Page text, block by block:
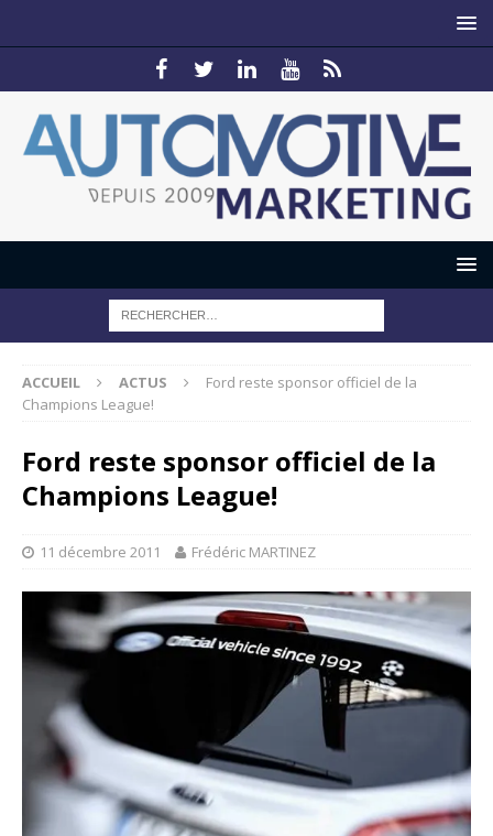
ACCUEIL ACTUS
Ford reste sponsor officiel de la
Champions League!
Ford reste sponsor officiel de la
Champions League!
11 décembre 2011 Frédéric MARTINEZ